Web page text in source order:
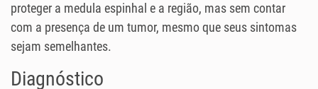
proteger a medula espinhal e a região, mas sem contar
com a presença de um tumor, mesmo que seus sintomas
sejam semelhantes.
Diagnóstico